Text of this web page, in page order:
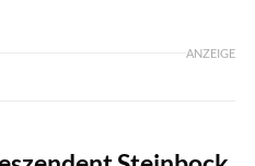
ANZEIGE